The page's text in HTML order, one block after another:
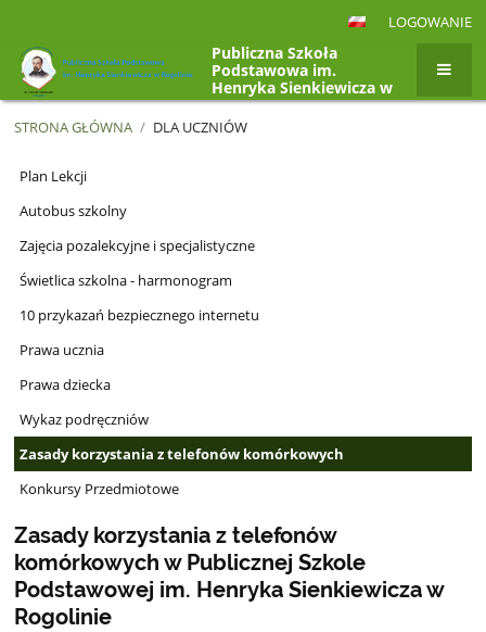
LOGOWANIE
Publiczna Szkoła
Podstawowa im.
Henryka Sienkiewicza w
Rogolinie, Rogolin 4a,
26-807 Radzanów
STRONA GŁÓWNA / DLA UCZNIÓW
Dla
uczniów
Plan Lekcji
Autobus szkolny
Zajęcia pozalekcyjne i specjalistyczne
Świetlica szkolna - harmonogram
10 przykazań bezpiecznego internetu
Prawa ucznia
Prawa dziecka
Wykaz podręczniów
Zasady korzystania z telefonów komórkowych
Konkursy Przedmiotowe
Zasady korzystania z telefonów
komórkowych w Publicznej Szkole
Podstawowej im. Henryka Sienkiewicza w
Rogolinie